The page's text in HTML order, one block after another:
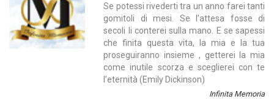
Se potessi rivederti tra un anno farei tanti
gomitoli di mesi. Se l’attesa fosse di
secoli li conterei sulla mano. E se sapessi
che finita questa vita, la mia e la tua
proseguiranno insieme , getterei la mia
come inutile scorza e sceglierei con te
l’eternità (Emily Dickinson)
Infinita Memoria